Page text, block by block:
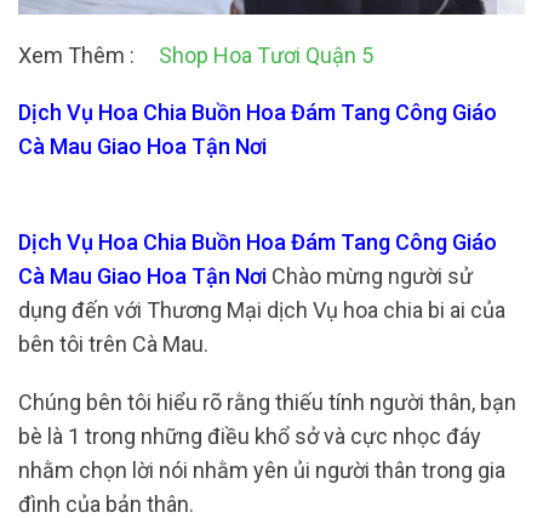
Xem Thêm : Shop Hoa Tươi Quận 5
Dịch Vụ Hoa Chia Buồn Hoa Đám Tang Công Giáo
Cà Mau Giao Hoa Tận Nơi
Dịch Vụ Hoa Chia Buồn Hoa Đám Tang Công Giáo
Cà Mau Giao Hoa Tận Nơi Chào mừng người sử
dụng đến với Thương Mại dịch Vụ hoa chia bi ai của
bên tôi trên Cà Mau.
Chúng bên tôi hiểu rõ rằng thiếu tính người thân, bạn
bè là 1 trong những điều khổ sở và cực nhọc đáy
nhằm chọn lời nói nhằm yên ủi người thân trong gia
đình của bản thân.